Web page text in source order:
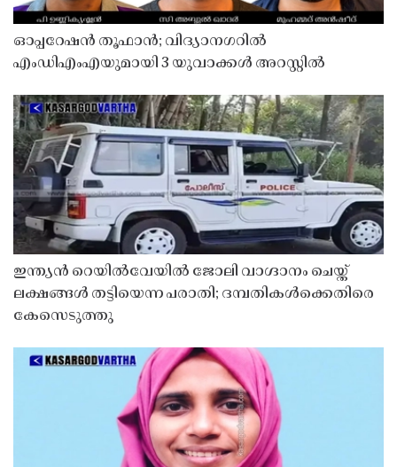
ഓപ്പറേഷൻ തൂഫാൻ; വിദ്യാനഗറിൽ
എംഡിഎംഎയുമായി 3 യുവാക്കൾ അറസ്റ്റിൽ
ഇന്ത്യൻ റെയിൽവേയിൽ ജോലി വാഗ്ദാനം ചെയ്ത്
ലക്ഷങ്ങൾ തട്ടിയെന്ന പരാതി; ദമ്പതികൾക്കെതിരെ
കേസെടുത്തു